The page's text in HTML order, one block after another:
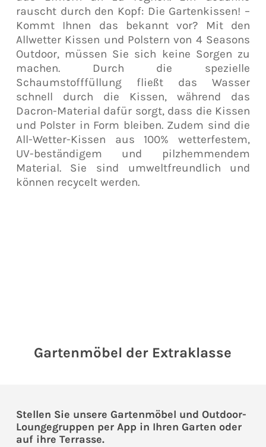
rauscht durch den Kopf: Die Gartenkissen! –
Kommt Ihnen das bekannt vor? Mit den
Allwetter Kissen und Polstern von 4 Seasons
Outdoor, müssen Sie sich keine Sorgen zu
machen. Durch die spezielle
Schaumstofffüllung fließt das Wasser
schnell durch die Kissen, während das
Dacron-Material dafür sorgt, dass die Kissen
und Polster in Form bleiben. Zudem sind die
All-Wetter-Kissen aus 100% wetterfestem,
UV-beständigem und pilzhemmendem
Material. Sie sind umweltfreundlich und
können recycelt werden.
Gartenmöbel der Extraklasse
Stellen Sie unsere Gartenmöbel und Outdoor-
Loungegruppen per App in Ihren Garten oder
auf ihre Terrasse.